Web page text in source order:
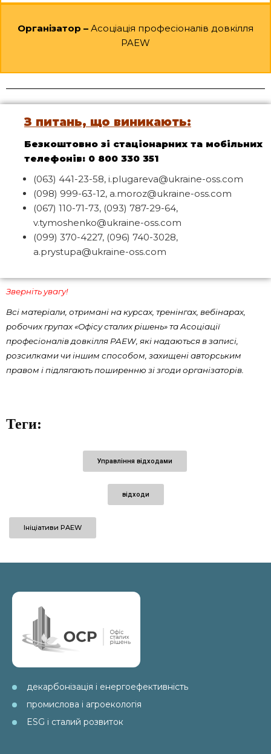
Організатор – Асоціація професіоналів довкілля
PAEW
З питань, що виникають:
Безкоштовно зі стаціонарних та мобільних
телефонів: 0 800 330 351
(063) 441-23-58, i.plugareva@ukraine-oss.com
(098) 999-63-12, a.moroz@ukraine-oss.com
(067) 110-71-73, (093) 787-29-64,
v.tymoshenko@ukraine-oss.com
(099) 370-4227, (096) 740-3028,
a.prystupa@ukraine-oss.com
Зверніть увагу!
Всі матеріали, отримані на курсах, тренінгах, вебінарах,
робочих групах «Офісу сталих рішень» та Асоціації
професіоналів довкілля PAEW, які надаються в записі,
розсилками чи іншим способом, захищені авторським
правом і підлягають поширенню зі згоди організаторів.
Теги:
Управління відходами
відходи
Ініціативи PAEW
декарбонізація і енергоефективність
промислова і агроекологія
ESG і сталий розвиток